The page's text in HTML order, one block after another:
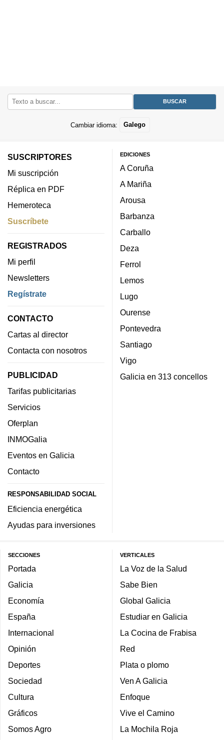
Cambiar idioma: Galego
SUSCRIPTORES
Mi suscripción
Réplica en PDF
Hemeroteca
Suscríbete
REGISTRADOS
Mi perfil
Newsletters
Regístrate
CONTACTO
Cartas al director
Contacta con nosotros
PUBLICIDAD
Tarifas publicitarias
Servicios
Oferplan
INMOGalia
Eventos en Galicia
Contacto
RESPONSABILIDAD SOCIAL
Eficiencia energética
Ayudas para inversiones
EDICIONES
A Coruña
A Mariña
Arousa
Barbanza
Carballo
Deza
Ferrol
Lemos
Lugo
Ourense
Pontevedra
Santiago
Vigo
Galicia en 313 concellos
SECCIONES
Portada
Galicia
Economía
España
Internacional
Opinión
Deportes
Sociedad
Cultura
Gráficos
Somos Agro
VERTICALES
La Voz de la Salud
Sabe Bien
Global Galicia
Estudiar en Galicia
La Cocina de Frabisa
Red
Plata o plomo
Ven A Galicia
Enfoque
Vive el Camino
La Mochila Roja